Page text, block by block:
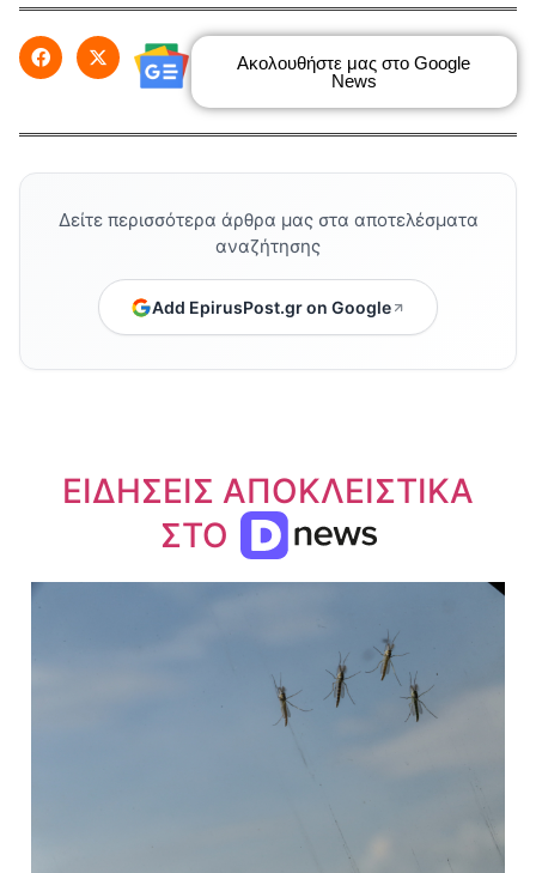
Ακολουθήστε μας στο Google
News
Δείτε περισσότερα άρθρα μας στα αποτελέσματα
αναζήτησης
Add EpirusPost.gr on Google
ΕΙΔΗΣΕΙΣ ΑΠΟΚΛΕΙΣΤΙΚΑ
ΣΤΟ